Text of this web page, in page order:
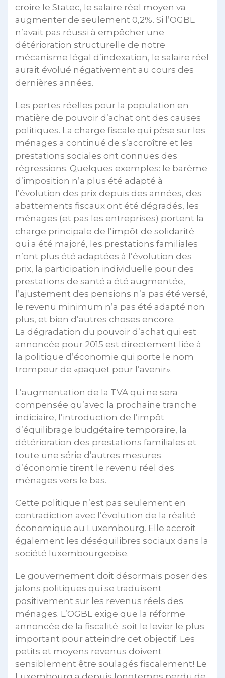
croire le Statec, le salaire réel moyen va
augmenter de seulement 0,2%. Si l’OGBL
n’avait pas réussi à empêcher une
détérioration structurelle de notre
mécanisme légal d’indexation, le salaire réel
aurait évolué négativement au cours des
dernières années.
Les pertes réelles pour la population en
matière de pouvoir d’achat ont des causes
politiques. La charge fiscale qui pèse sur les
ménages a continué de s’accroître et les
prestations sociales ont connues des
régressions. Quelques exemples: le barème
d’imposition n’a plus été adapté à
l’évolution des prix depuis des années, des
abattements fiscaux ont été dégradés, les
ménages (et pas les entreprises) portent la
charge principale de l’impôt de solidarité
qui a été majoré, les prestations familiales
n’ont plus été adaptées à l’évolution des
prix, la participation individuelle pour des
prestations de santé a été augmentée,
l’ajustement des pensions n’a pas été versé,
le revenu minimum n’a pas été adapté non
plus, et bien d’autres choses encore.
La dégradation du pouvoir d’achat qui est
annoncée pour 2015 est directement liée à
la politique d’économie qui porte le nom
trompeur de «paquet pour l’avenir».
L’augmentation de la TVA qui ne sera
compensée qu’avec la prochaine tranche
indiciaire, l’introduction de l’impôt
d’équilibrage budgétaire temporaire, la
détérioration des prestations familiales et
toute une série d’autres mesures
d’économie tirent le revenu réel des
ménages vers le bas.
Cette politique n’est pas seulement en
contradiction avec l’évolution de la réalité
économique au Luxembourg. Elle accroit
également les déséquilibres sociaux dans la
société luxembourgeoise.
Le gouvernement doit désormais poser des
jalons politiques qui se traduisent
positivement sur les revenus réels des
ménages. L’OGBL exige que la réforme
annoncée de la fiscalité soit le levier le plus
important pour atteindre cet objectif. Les
petits et moyens revenus doivent
sensiblement être soulagés fiscalement! Le